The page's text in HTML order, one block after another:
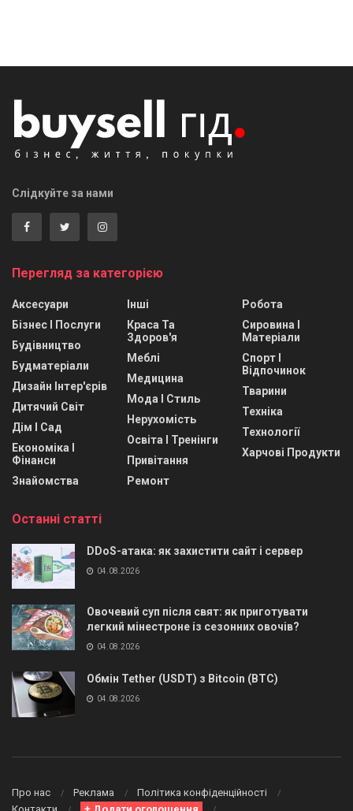
Слідкуйте за нами
Перегляд за категорією
Аксесуари
Бізнес І Послуги
Будівництво
Будматеріали
Дизайн Інтер'єрів
Дитячий Світ
Дім І Сад
Економіка І
Фінанси
Знайомства
Інші
Краса Та
Здоров'я
Меблі
Медицина
Мода І Стиль
Нерухомість
Освіта І Тренінги
Привітання
Ремонт
Робота
Сировина І
Матеріали
Спорт І
Відпочинок
Тварини
Техніка
Технології
Харчові Продукти
Останні статті
DDoS-атака: як захистити сайт і сервер
04.08.2026
Овочевий суп після свят: як приготувати
легкий мінестроне із сезонних овочів?
04.08.2026
Обмін Tether (USDT) з Bitcoin (BTC)
04.08.2026
Про нас Реклама
Політика конфіденційності